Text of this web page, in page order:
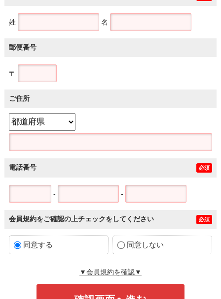
姓 名
郵便番号
〒
ご住所
電話番号 必須
- -
会員規約をご確認の上チェックをしてください 必須
同意する 同意しない
▼会員規約を確認▼